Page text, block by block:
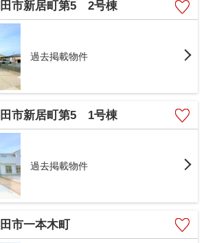
市新居町第5 2号棟
過去掲載物件
市新居町第5 1号棟
過去掲載物件
市一本木町